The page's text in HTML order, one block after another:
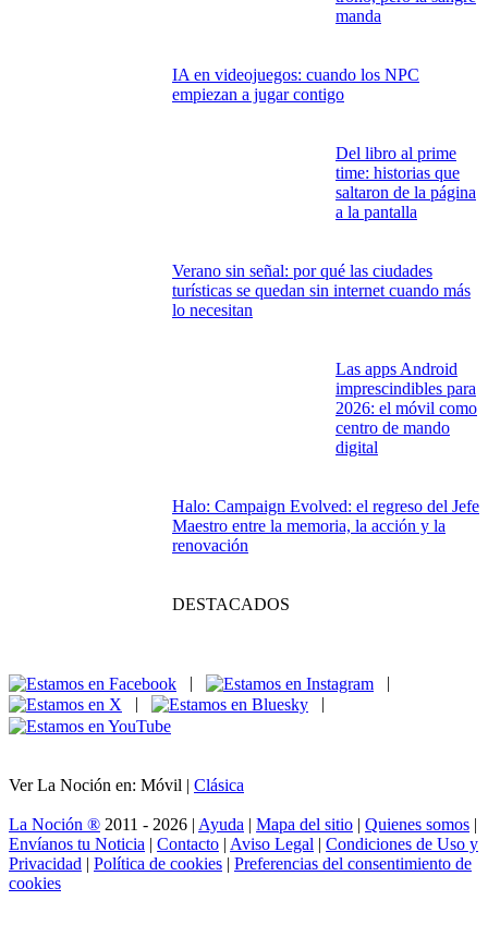
manda
IA en videojuegos: cuando los NPC
empiezan a jugar contigo
Del libro al prime
time: historias que
saltaron de la página
a la pantalla
Verano sin señal: por qué las ciudades
turísticas se quedan sin internet cuando más
lo necesitan
Las apps Android
imprescindibles para
2026: el móvil como
centro de mando
digital
Halo: Campaign Evolved: el regreso del Jefe
Maestro entre la memoria, la acción y la
renovación
DESTACADOS
|
|
|
|
Ver La Noción en: Móvil | Clásica
La Noción ® 2011 - 2026 | Ayuda | Mapa del sitio | Quienes somos |
Envíanos tu Noticia | Contacto | Aviso Legal | Condiciones de Uso y
Privacidad | Política de cookies | Preferencias del consentimiento de
cookies